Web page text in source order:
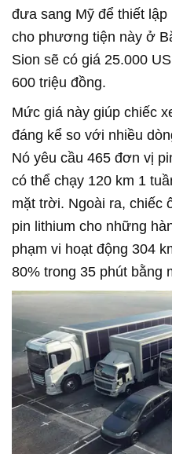
đưa sang Mỹ để thiết
cho phương tiện này ở
Sion sẽ có giá 25.000
600 triệu đồng.
Mức giá này giúp chiếc
đáng kể so với nhiều
Nó yêu cầu 465 đơn vị
có thể chạy 120 km 1
mặt trời. Ngoài ra, chiếc
pin lithium cho những
phạm vi hoạt động 304
80% trong 35 phút bằng